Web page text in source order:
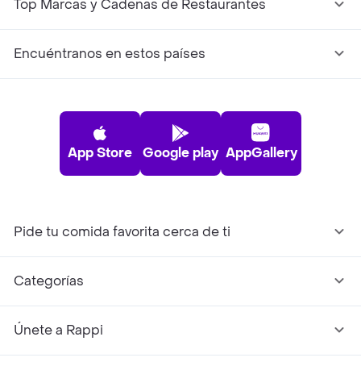
Top Marcas y Cadenas de Restaurantes
Encuéntranos en estos países
App Store Google play AppGallery
Pide tu comida favorita cerca de ti
Categorías
Únete a Rappi